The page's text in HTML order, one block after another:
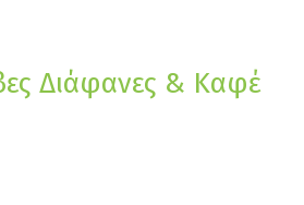
Διάφανες & Καφέ